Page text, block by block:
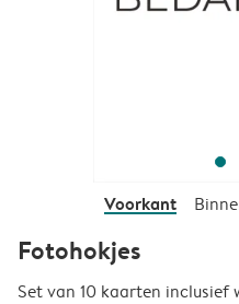
Voorkant
Fotohokjes
Set van 10 kaarten inclusief